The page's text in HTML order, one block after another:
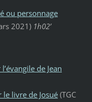
ou personnage
2021)1h02’
de Jean
livre de Josué(TGC